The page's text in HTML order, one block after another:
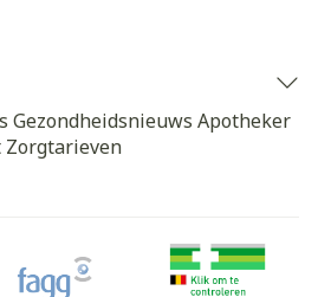
Gezondheidsnieuws Apotheker
Zorgtarieven